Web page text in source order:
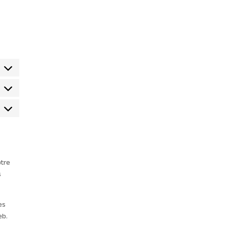
Statistiques
Marketing